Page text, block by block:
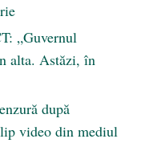
„Guvernul
alta. Astăzi, în
după
video din mediul